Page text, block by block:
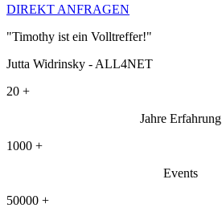
DIREKT ANFRAGEN
"Timothy ist ein Volltreffer!"
Jutta Widrinsky - ALL4NET
20 +
Jahre Erfahrung
1000 +
Events
50000 +